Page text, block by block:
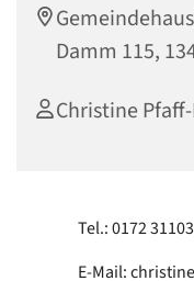
Damm 115,
Christine
Tel.: 0172
E-Mail: